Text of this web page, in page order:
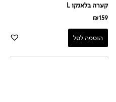
קערה בלאנקו L
₪159
הוספה לסל